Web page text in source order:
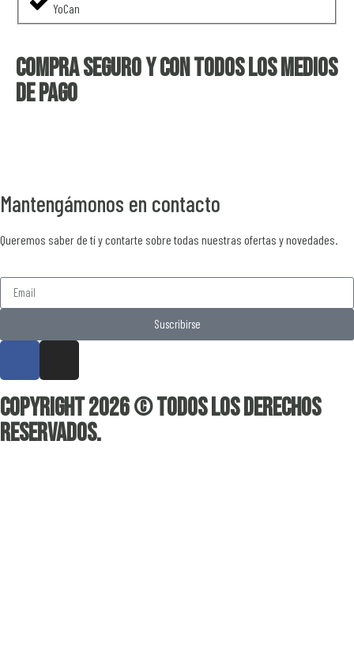
YoCan
Compra seguro y con todos los medios
de pago
Mantengámonos en contacto
Queremos saber de tí y contarte sobre todas nuestras ofertas y novedades.
Suscribirse
Copyright 2026 © Todos los derechos
reservados.